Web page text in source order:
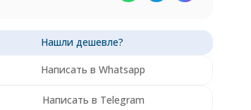
Написать в Whatsapp
Написать в Telegram